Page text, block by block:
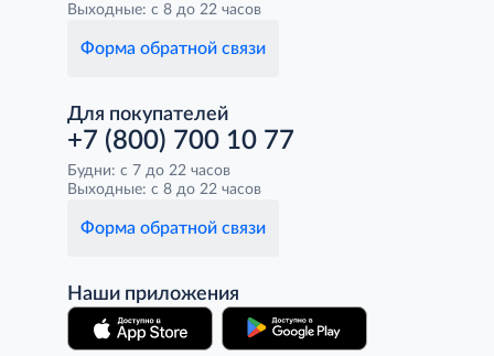
Выходные: с 8 до 22 часов
Форма обратной связи
Для покупателей
+7 (800) 700 10 77
Будни: с 7 до 22 часов
Выходные: с 8 до 22 часов
Форма обратной связи
Наши приложения